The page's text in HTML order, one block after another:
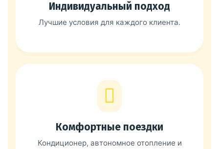
Индивидуальный подход
Лучшие условия для каждого клиента.
Комфортные поездки
Кондиционер, автономное отопление и